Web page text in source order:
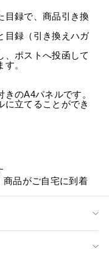
目録で、商品引き換
目録（引き換えハガ
、ポストへ投函して
。
のA4パネルです。
に立てることができ
商品がご自宅に到着